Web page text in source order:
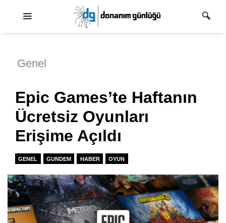
Genel
Epic Games’te Haftanın
Ücretsiz Oyunları
Erişime Açıldı
GENEL GUNDEM HABER OYUN